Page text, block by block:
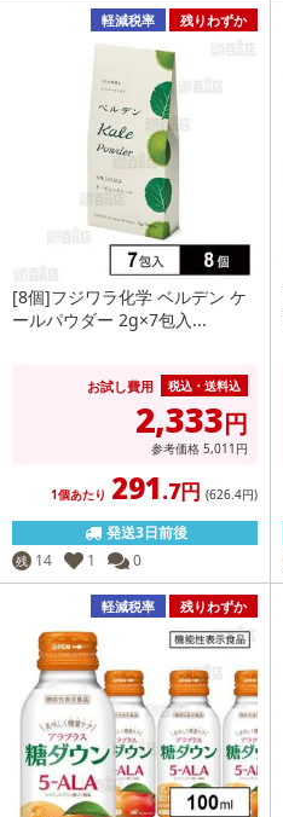
軽減税率 残りわずか
[8個]フジワラ化学 ベルデン ケ
ールパウダー 2g×7包入...
お試し費用 税込・送料込
2,333円
参考価格 5,011 円
1個あたり 291.7円 (626.4円)
発送3日前後
残 14 1 0
軽減税率 残りわずか